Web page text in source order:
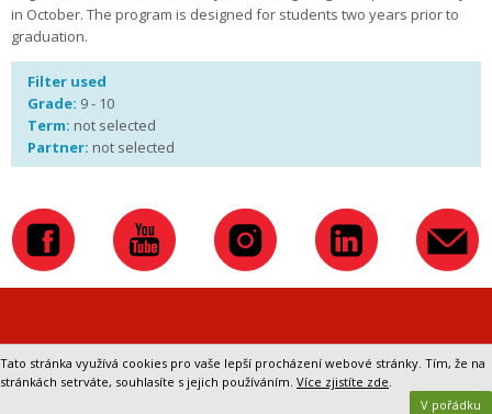
in October. The program is designed for students two years prior to
graduation.
Filter used
Grade: 9 - 10
Term: not selected
Partner: not selected
Přepnout na klasickou verzi webu
Tato stránka využívá cookies pro vaše lepší procházení webové stránky. Tím, že na
stránkách setrváte, souhlasíte s jejich používáním. Více zjistíte zde.
V pořádku